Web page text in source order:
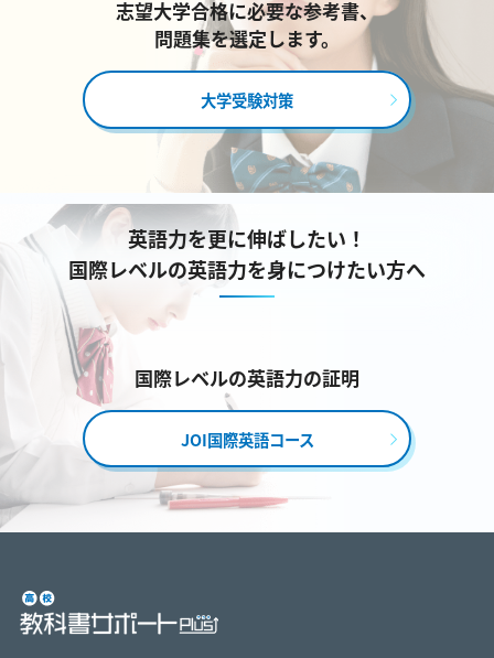
志望大学合格に必要な参考書、
問題集を選定します。
大学受験対策
英語力を更に伸ばしたい！
国際レベルの英語力を身につけたい方へ
国際レベルの英語力の証明
JOI国際英語コース